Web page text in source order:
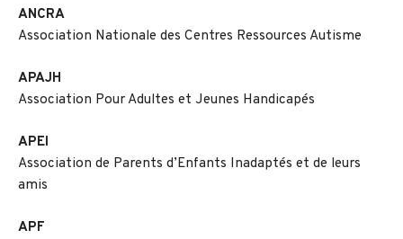
ANCRA
Association Nationale des Centres Ressources Autisme
APAJH
Association Pour Adultes et Jeunes Handicapés
APEI
Association de Parents d’Enfants Inadaptés et de leurs
amis
APF